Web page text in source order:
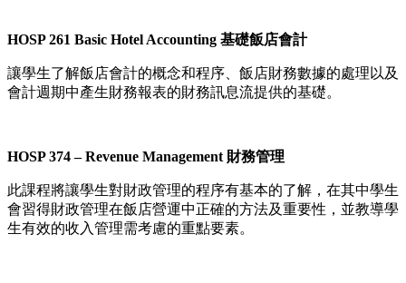
HOSP 261 Basic Hotel Accounting 基礎飯店會計
讓學生了解飯店會計的概念和程序、飯店財務數據的處理以及
會計週期中產生財務報表的財務訊息流提供的基礎。
HOSP 374 – Revenue Management 財務管理
此課程將讓學生對財政管理的程序有基本的了解，在其中學生
會習得財政管理在飯店營運中正確的方法及重要性，並教導學
生有效的收入管理需考慮的重點要素。